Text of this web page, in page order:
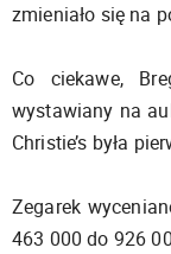
zmieniało się na
Co ciekawe,
wystawiany na
Christie’s była
Zegarek
463 000 do 926